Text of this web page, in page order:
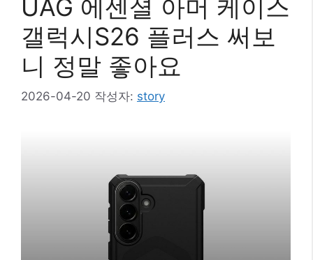
UAG 에센셜 아머 케이스
갤럭시S26 플러스 써보
니 정말 좋아요
2026-04-20 작성자: story